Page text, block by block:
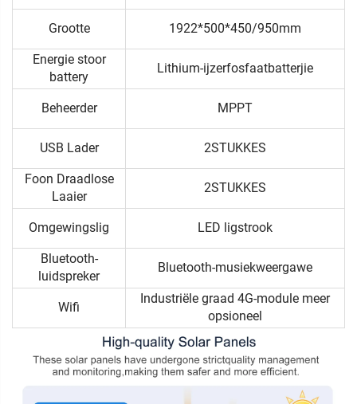
Grootte 1922*500*450/950mm
Energie stoor
battery
Lithium-ijzerfosfaatbatterjie
Beheerder MPPT
USB Lader 2STUKKES
Foon Draadlose
Laaier
2STUKKES
Omgewingslig LED ligstrook
Bluetooth-
luidspreker
Bluetooth-musiekweergawe
Wifi
Industriële graad 4G-module meer
opsioneel